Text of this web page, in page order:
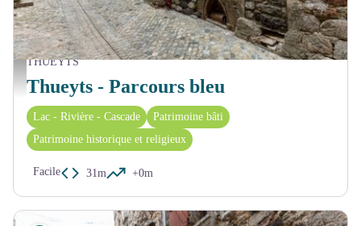
THUEYTS
Thueyts - Parcours bleu
Lac - Rivière - Cascade
Patrimoine bâti
Patrimoine historique et religieux
Facile 31m +0m